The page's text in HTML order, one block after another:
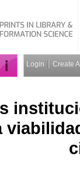
Login Create